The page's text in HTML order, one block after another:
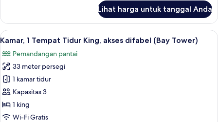
Suite
Klub,
1
tidur
(Executive
Tower)
Lihat harga untuk tanggal Anda
Lihat
semua
foto
untuk
Kamar,
1
Tempat
Tidur
Kamar, 1 Tempat Tidur King, akses
2
Kamar, 1 Tempat Tidur King, akses difabel (Bay Tower)
Pemandangan pantai
33 meter persegi
1 kamar tidur
Kapasitas 3
1 king
Wi-Fi Gratis